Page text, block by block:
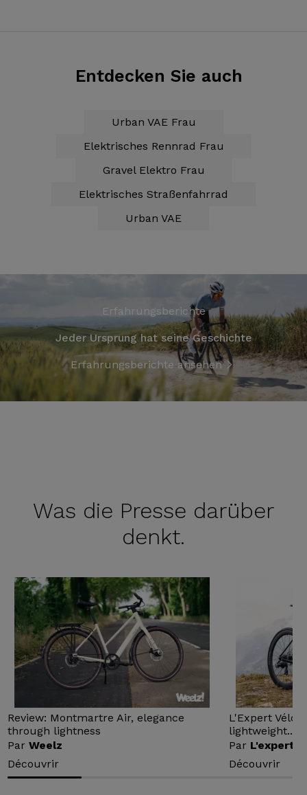
Entdecken Sie auch
Urban VAE Frau
Elektrisches Rennrad Frau
Gravel Elektro Frau
Elektrisches Straßenfahrrad
Urban VAE
Erfahrungsberichte
Jeder Ursprung hat seine Geschichte
Erfahrungsberichte ansehen
Was die Presse darüber
denkt.
Review: Montmartre Air, elegance
through lightness
ParWeelz
Découvrir
L'Expert Vélo
lightweight...
Par L'expert
Découvrir